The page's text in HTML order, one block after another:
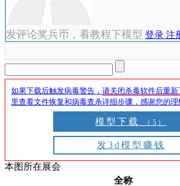
发评论奖兵币，看教程下模型 登录 注
如果下载后触发病毒警告， 请关闭杀毒软件后重新
里查看文件恢复和病毒查杀详细步骤，感谢您的理
模型下载 （5）
发3d模型赚钱
本图所在展会
全称